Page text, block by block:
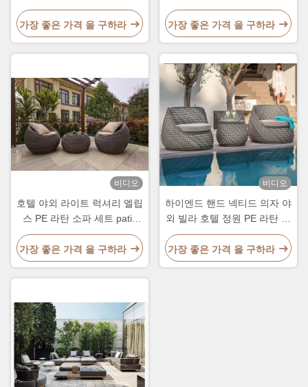
파 및 테이블 세트
가장 좋은 가격 을 구하라
금속 가구
가장 좋은 가격 을 구하라
비디오
호텔 야외 라이트 럭셔리 엘립
스 PE 라탄 소파 세트 patio
정원 방수 금속 가구
가장 좋은 가격 을 구하라
비디오
하이엔드 핸드 넥티드 의자 야
외 빌라 호텔 정원 PE 라탄 소
파 및 테이블 세트
가장 좋은 가격 을 구하라